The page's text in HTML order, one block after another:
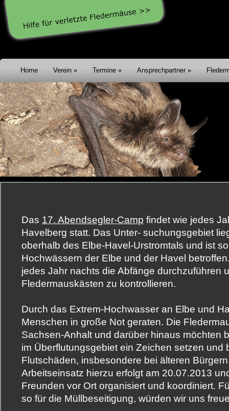
Home Verein Termine Ansprechpartner
Das 17. Abendsegler-Camp findet wie jedes
Havelberg statt. Das Unter- suchungsgebiet
oberhalb des Elbe-Havel-Urstromtals und ist
Hochwässern der Elbe und der Havel
jedes Jahr nachts die Abfänge durchzuführen
Fledermauskästen zu kontrollieren.
Durch das Extrem-Hochwasser an Elbe und
Menschen in große Not geraten. Die
Sachsen-Anhalt und darüber hinaus möchten
im Überflutungsgebiet ein Zeichen setzen und
Flutschäden, insbesondere bei älteren
Arbeitseinsatz hierzu erfolgt am 20.07.2013
Freunden vor Ort organisiert und koordiniert.
so für die Müllbeseitigung, würden wir uns